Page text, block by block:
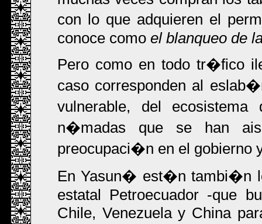
con lo que adquieren el
conoce como el blanqueo de
Pero como en todo tr�fico
caso corresponden al
vulnerable, del
n�madas que se han
preocupaci�n en el gobierno
En Yasun� est�n tambi�n
estatal Petroecuador -que
Chile, Venezuela y China